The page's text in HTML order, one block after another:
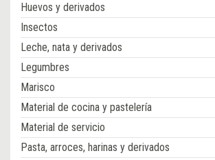
Huevos y derivados
Insectos
Leche, nata y derivados
Legumbres
Marisco
Material de cocina y pastelería
Material de servicio
Pasta, arroces, harinas y derivados